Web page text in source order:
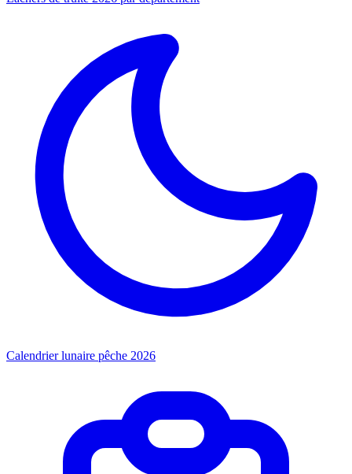
Calendrier lunaire pêche 2026